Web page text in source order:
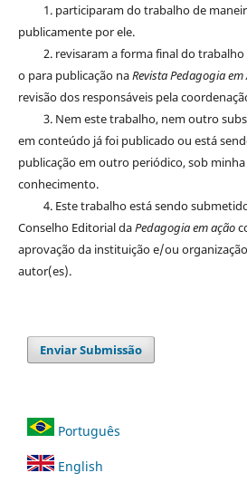
1. participaram do trabalho de
publicamente por ele.
2. revisaram a forma final do
o para publicação naRevista Pedagogia em
revisão dos responsáveis pela
3. Nem este trabalho, nem outro
em conteúdo já foi publicado ou está
publicação em outro periódico, sob
conhecimento.
4. Este trabalho está sendo
Conselho Editorial daPedagogia em ação
aprovação da instituição e/ou
autor(es).
Enviar Submissão
Português
English